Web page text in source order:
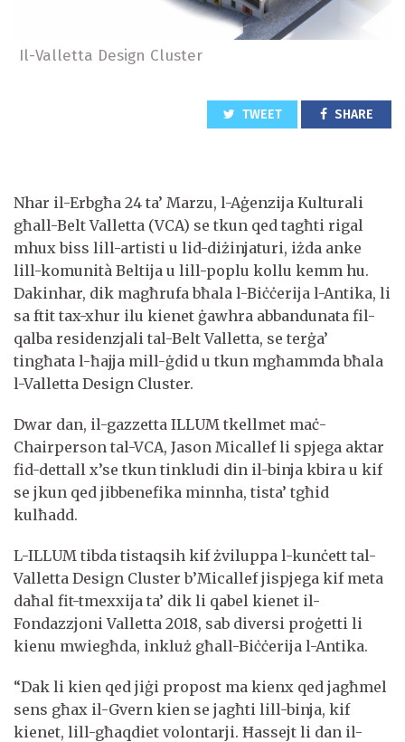
Il-Valletta Design Cluster
TWEET SHARE
Nhar il-Erbgħa 24 ta’ Marzu, l-Aġenzija Kulturali
għall-Belt Valletta (VCA) se tkun qed tagħti rigal
mhux biss lill-artisti u lid-diżinjaturi, iżda anke
lill-komunità Beltija u lill-poplu kollu kemm hu.
Dakinhar, dik magħrufa bħala l-Biċċerija l-Antika, li
sa ftit tax-xhur ilu kienet ġawhra abbandunata fil-
qalba residenzjali tal-Belt Valletta, se terġa’
tingħata l-ħajja mill-ġdid u tkun mgħammda bħala
l-Valletta Design Cluster.
Dwar dan, il-gazzetta ILLUM tkellmet maċ-
Chairperson tal-VCA, Jason Micallef li spjega aktar
fid-dettall x’se tkun tinkludi din il-binja kbira u kif
se jkun qed jibbenefika minnha, tista’ tgħid
kulħadd.
L-ILLUM tibda tistaqsih kif żviluppa l-kunċett tal-
Valletta Design Cluster b’Micallef jispjega kif meta
daħal fit-tmexxija ta’ dik li qabel kienet il-
Fondazzjoni Valletta 2018, sab diversi proġetti li
kienu mwiegħda, inkluż għall-Biċċerija l-Antika.
“Dak li kien qed jiġi propost ma kienx qed jagħmel
sens għax il-Gvern kien se jagħti lill-binja, kif
kienet, lill-għaqdiet volontarji. Ħassejt li dan il-